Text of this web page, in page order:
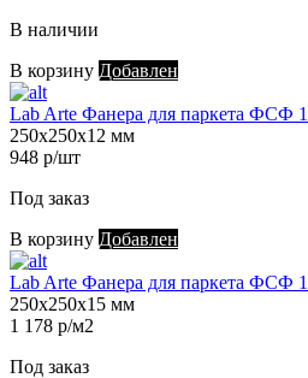
В наличии
В корзину Добавлен
Lab Arte Фанера для паркета ФСФ
250х250х12 мм
948 р/шт
Под заказ
В корзину Добавлен
Lab Arte Фанера для паркета ФСФ
250х250х15 мм
1 178 р/м2
Под заказ